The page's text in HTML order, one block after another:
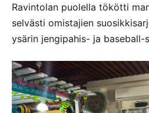
Ravintolan puolella tökötti
selvästi omistajien
ysärin jengipahis- ja baseball-